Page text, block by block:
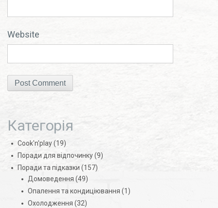
Website
Категорія
Cook'n'play(19)
Поради для відпочинку(9)
Поради та підказки (157)
Домоведення (49)
Опалення та кондиціювання (1)
Охолодження (32)